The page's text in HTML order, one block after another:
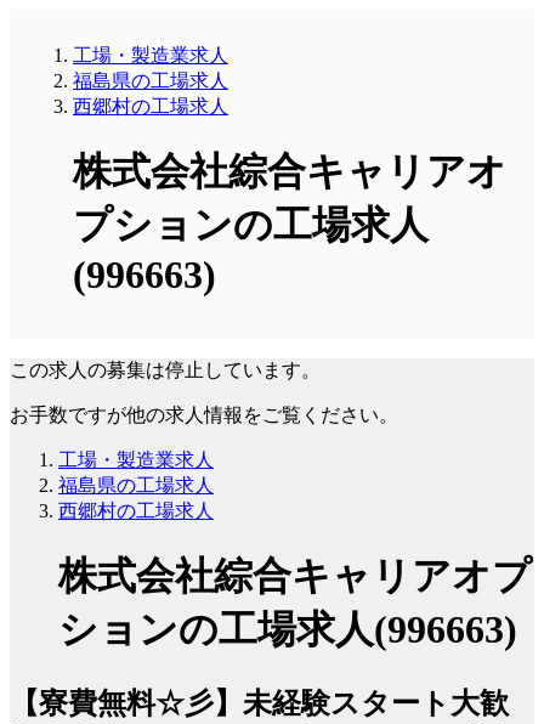
工場・製造業求人
福島県の工場求人
西郷村の工場求人
株式会社綜合キャリアオ
プションの工場求人
(996663)
この求人の募集は停止しています。
お手数ですが他の求人情報をご覧ください。
工場・製造業求人
福島県の工場求人
西郷村の工場求人
株式会社綜合キャリアオプ
ションの工場求人(996663)
【寮費無料☆彡】未経験スタート大歓